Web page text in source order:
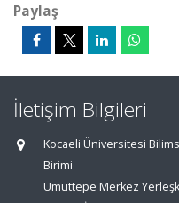
Paylaş
İletişim Bilgileri
Kocaeli Üniversitesi
Birimi
Umuttepe Merkez